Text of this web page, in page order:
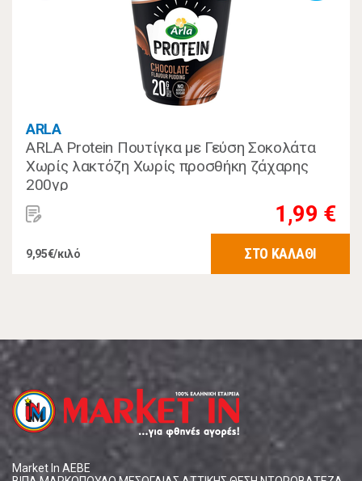
ARLA
ARLA Protein Πουτίγκα με Γεύση Σοκολάτα
Χωρίς λακτόζη Χωρίς προσθήκη ζάχαρης
200γρ
1,99 €
9,95€/κιλό ΣΤΟ ΚΑΛΑΘΙ
Market In ΑΕΒΕ